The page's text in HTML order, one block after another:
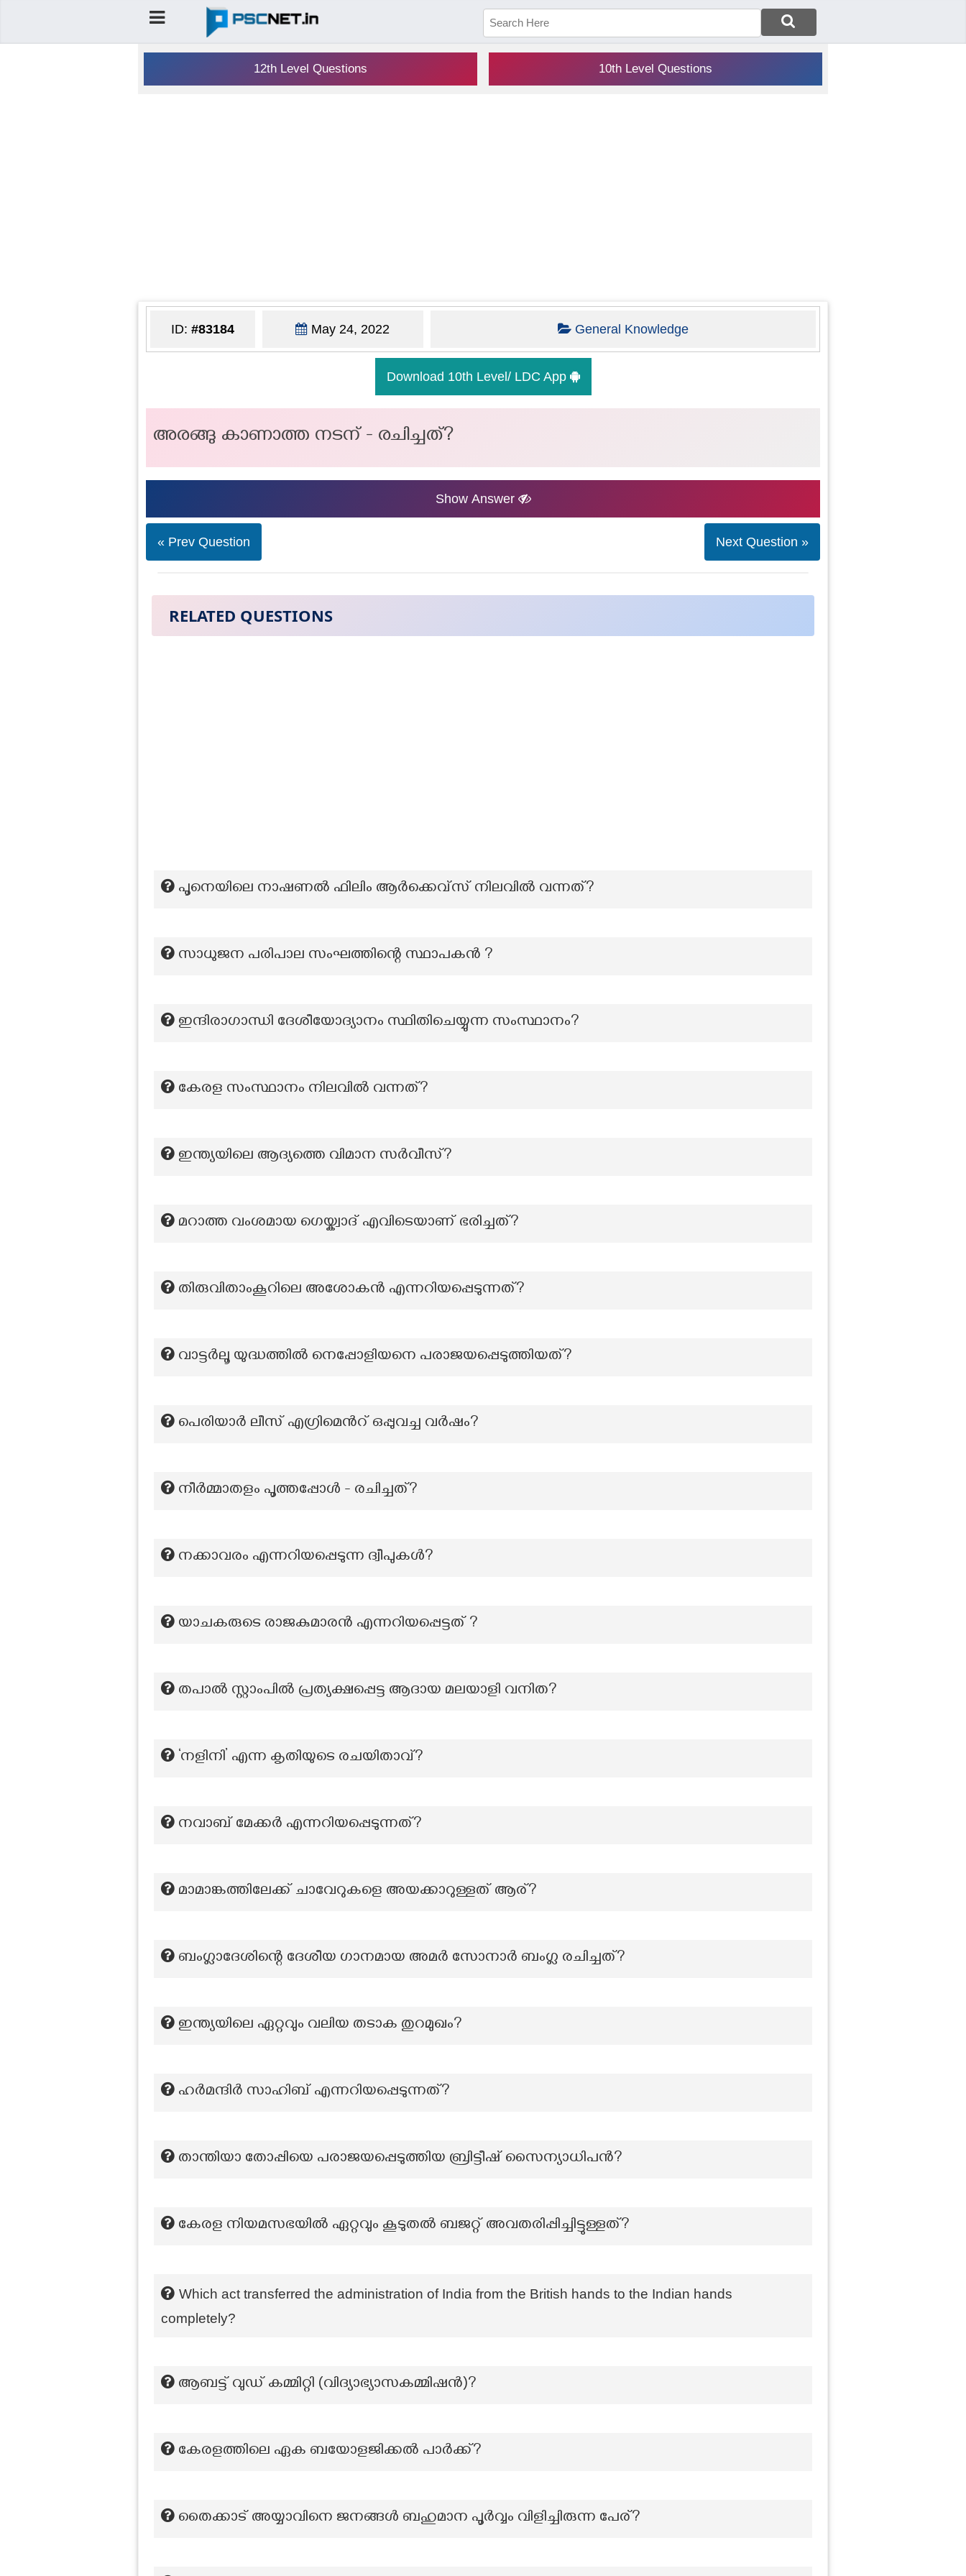
12th Level Questions 10th Level Questions
ID: #83184 May 24, 2022 General Knowledge
Download 10th Level/ LDC App
അരങ്ങു കാണാത്ത നടന് - രചിച്ചത്?
Show Answer
« Prev Question Next Question »
RELATED QUESTIONS
പൂനെയിലെ നാഷണൽ ഫിലിം ആർക്കെവ്സ് നിലവിൽ വന്നത്?
സാധുജന പരിപാല സംഘത്തിന്റെ സ്ഥാപകൻ ?
ഇന്ദിരാഗാന്ധി ദേശീയോദ്യാനം സ്ഥിതിചെയ്യുന്ന സംസ്ഥാനം?
കേരള സംസ്ഥാനം നിലവിൽ വന്നത്?
ഇന്ത്യയിലെ ആദ്യത്തെ വിമാന സർവീസ്?
മറാത്ത വംശമായ ഗെയ്ക്വാദ് എവിടെയാണ് ഭരിച്ചത്?
തിരുവിതാംകൂറിലെ അശോകൻ എന്നറിയപ്പെടുന്നത്?
വാട്ടർലൂ യുദ്ധത്തിൽ നെപ്പോളിയനെ പരാജയപ്പെടുത്തിയത്?
പെരിയാർ ലീസ് എഗ്രിമെന്‍റ് ഒപ്പുവച്ച വർഷം?
നീര്‍മ്മാതളം പൂത്തപ്പോള്‍ - രചിച്ചത്?
നക്കാവരം എന്നറിയപ്പെടുന്ന ദ്വീപുകൾ?
യാചകരുടെ രാജകുമാരൻ എന്നറിയപ്പെട്ടത് ?
തപാൽ സ്റ്റാംപിൽ പ്രത്യക്ഷപ്പെട്ട ആദായ മലയാളി വനിത?
‘നളിനി’ എന്ന കൃതിയുടെ രചയിതാവ്?
നവാബ് മേക്കർ എന്നറിയപ്പെടുന്നത്?
മാമാങ്കത്തിലേക്ക് ചാവേറുകളെ അയക്കാറുള്ളത് ആര്?
ബംഗ്ലാദേശിന്റെ ദേശീയ ഗാനമായ അമർ സോനാർ ബംഗ്ല രചിച്ചത്?
ഇന്ത്യയിലെ ഏറ്റവും വലിയ തടാക തുറമുഖം?
ഹർമന്ദിർ സാഹിബ് എന്നറിയപ്പെടുന്നത്?
താന്തിയാ തോപ്പിയെ പരാജയപ്പെടുത്തിയ ബ്രിട്ടീഷ് സൈന്യാധിപൻ?
കേരള നിയമസഭയിൽ ഏറ്റവും കൂടുതൽ ബജറ്റ് അവതരിപ്പിച്ചിട്ടുള്ളത്?
Which act transferred the administration of India from the British hands to the Indian hands
completely?
ആബട്ട് വുഡ് കമ്മിറ്റി (വിദ്യാഭ്യാസകമ്മിഷന്‍)?
കേരളത്തിലെ ഏക ബയോളജിക്കൽ പാർക്ക്?
തൈക്കാട് അയ്യാവിനെ ജനങ്ങൾ ബഹുമാന പൂർവ്വം വിളിച്ചിരുന്ന പേര്?